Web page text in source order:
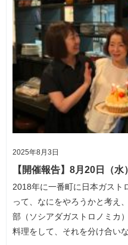
2025年8月3日
【開催報告】8月20日（
2018年に一番町に日本ガスト
って、なにをやろうかと考え
部（ソシアダガストロノミカ
料理をして、それを分け合い